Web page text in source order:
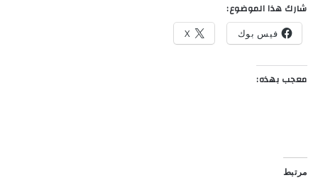
شارك هذا الموضوع:
فيس بوك X
معجب بهذه:
مرتبط